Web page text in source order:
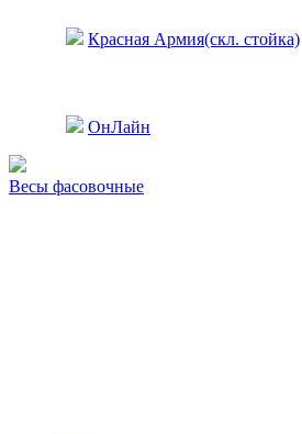
Красная Армия(скл. стойка)
ОнЛайн
Весы фасовочные